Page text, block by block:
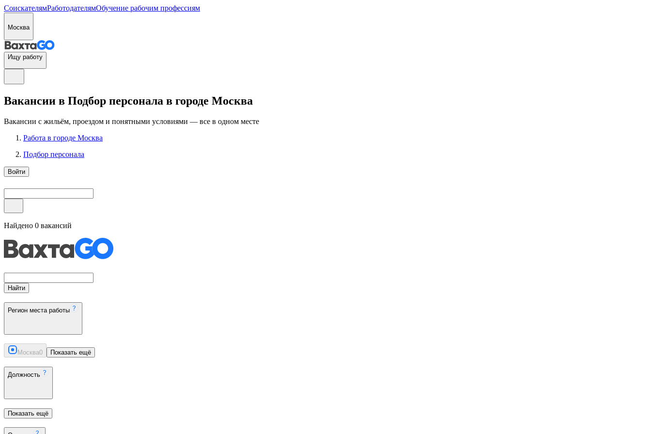
СоискателямРаботодателямОбучение рабочим профессиям
Москва
Ищу работу
Вакансии в Подбор персонала в городе Москва
Вакансии с жильём, проездом и понятными условиями — все в одном месте
Работа в городе Москва
Подбор персонала
Войти
Найдено 0 вакансий
Найти
Регион места работы
Москва0 Показать ещё
Должность
Показать ещё